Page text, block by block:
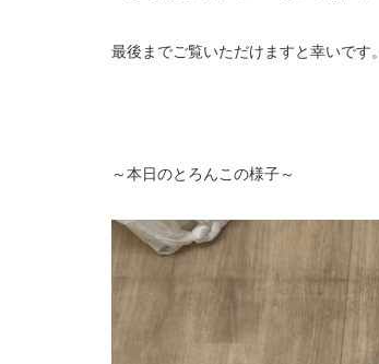
最後までご覧いただけますと幸いです。
～本日のとろんこの様子～